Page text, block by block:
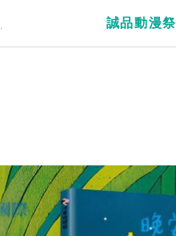
誠品動漫祭